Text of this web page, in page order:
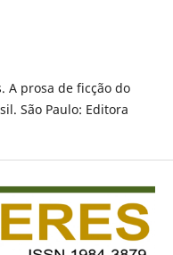
A prosa de ficção do
São Paulo: Editora